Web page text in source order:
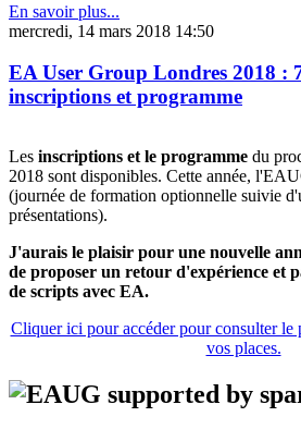
En savoir plus...
mercredi, 14 mars 2018 14:50
EA User Group Londres 2018 :
inscriptions et programme
Les inscriptions et le programme du
2018 sont disponibles. Cette année,
(journée de formation optionnelle suivie
présentations).
J'aurais le plaisir pour une nouvelle
de proposer un retour d'expérience et
de scripts avec EA.
Cliquer ici pour accéder pour consulter le
vos places.